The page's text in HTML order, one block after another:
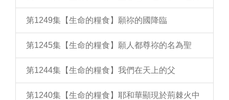
第1249集【生命的糧食】願祢的國降臨
第1245集【生命的糧食】願人都尊祢的名為聖
第1244集【生命的糧食】我們在天上的父
第1240集【生命的糧食】耶和華顯現於荊棘火中